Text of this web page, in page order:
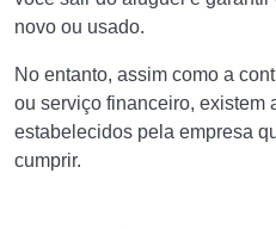
novo ou usado.
No entanto, assim como a
ou serviço financeiro, existem
estabelecidos pela empresa
cumprir.